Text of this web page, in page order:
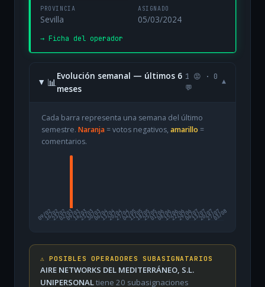
PROVINCIA
Sevilla
ASIGNADO
05/03/2024
→ Ficha del operador
📊
Evolución semanal — últimos 6
meses
1 😡 · 0
💬
▾
Cada barra representa una semana del último
semestre. Naranja= votos negativos, amarillo =
comentarios.
09/02
16/0223/0202/0309/0316/0323/0330/0306/0413/0420/0427/0404/0511/0518/0525/0501/0608/0615/0622/0629/0606/0713/0720/0727/07
03/08
⚠️ POSIBLES OPERADORES SUBASIGNATARIOS
AIRE NETWORKS DEL MEDITERRÁNEO, S.L.
UNIPERSONALtiene 20 subasignaciones